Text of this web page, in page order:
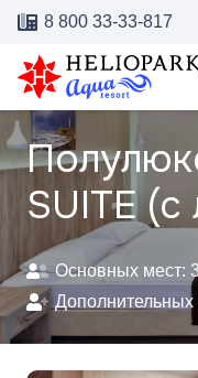
8 800 33-33-817
SUITE
Основных мест:
Дополнительных